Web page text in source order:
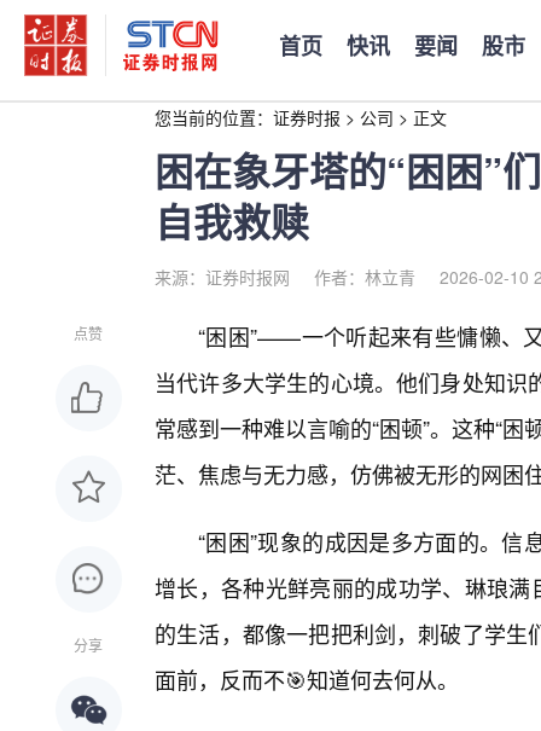
首页 快讯 要闻 股市
您当前的位置： 证券时报 > 公司 > 正文
困在象牙塔的“困困”
自我救赎
来源：证券时报网 作者：林立青 2026-02-10
点赞
分享
“困困”——一个听起来有些慵懒、
当代许多大学生的心境。他们身处知
常感到一种难以言喻的“困顿”。这种“
茫、焦虑与无力感，仿佛被无形的网困
“困困”现象的成因是多方面的。
增长，各种光鲜亮丽的成功学、琳琅
的生活，都像一把把利剑，刺破了学
面前，反而不🎯知道何去何从。